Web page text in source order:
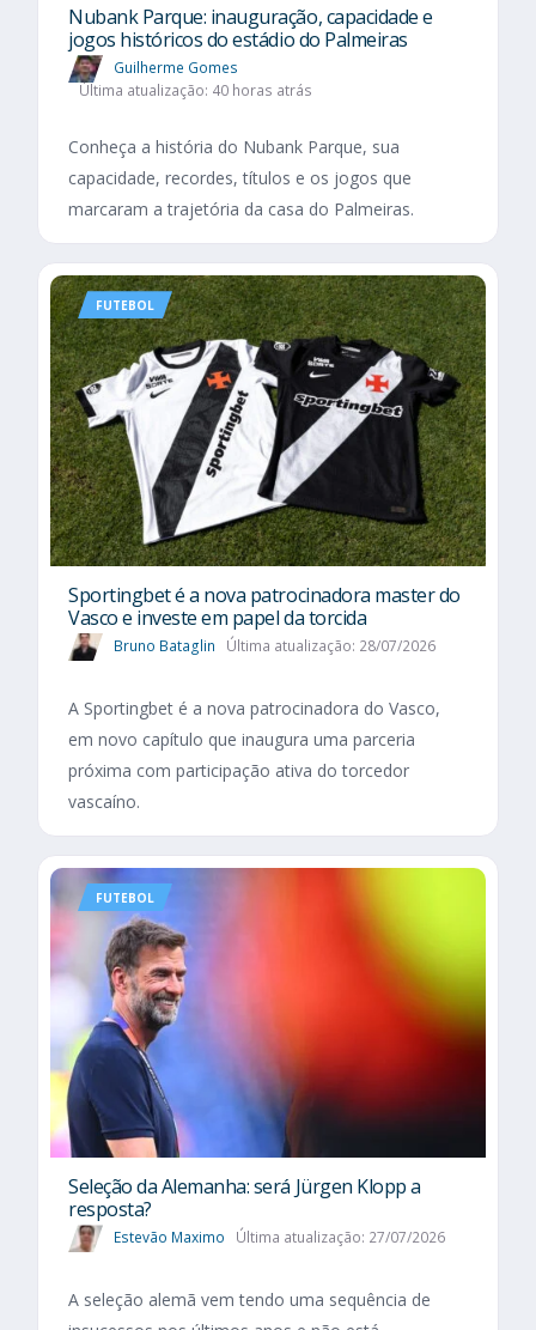
Nubank Parque: inauguração, capacidade e
jogos históricos do estádio do Palmeiras
Guilherme Gomes
Última atualização: 40 horas atrás
Conheça a história do Nubank Parque, sua
capacidade, recordes, títulos e os jogos que
marcaram a trajetória da casa do Palmeiras.
FUTEBOL
Sportingbet é a nova patrocinadora master do
Vasco e investe em papel da torcida
Bruno Bataglin Última atualização: 28/07/2026
A Sportingbet é a nova patrocinadora do Vasco,
em novo capítulo que inaugura uma parceria
próxima com participação ativa do torcedor
vascaíno.
FUTEBOL
Seleção da Alemanha: será Jürgen Klopp a
resposta?
Estevão Maximo Última atualização: 27/07/2026
A seleção alemã vem tendo uma sequência de